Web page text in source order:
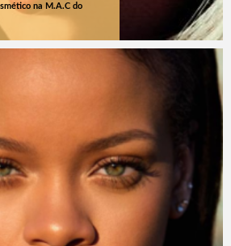
na M.A.C do